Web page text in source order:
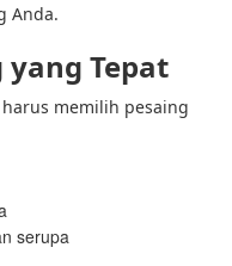
Anda.
Tepat
memilih pesaing
serupa